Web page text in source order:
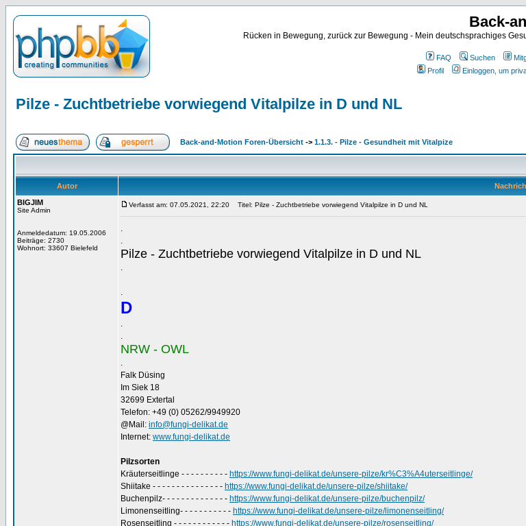
Back-
Rücken in Bewegung, zurück zur Bewegung - Mein deutschsprachiges
FAQ Suchen
Profil
Einloggen, um
Pilze - Zuchtbetriebe vorwiegend Vitalpilze in D und NL
Back-and-Motion Foren-Übersicht -> 1.1.3. - Pilze - Gesundheit mit Vitalpize
Autor
BIGJIM
Site Admin
Anmeldedatum: 19.05.2006
Beiträge: 2730
Wohnort: 33607 Bielefeld
Verfasst am: 07.05.2021, 22:20 Titel: Pilze - Zuchtbetriebe vorwiegend Vitalpilze in D und NL
.
.
Pilze - Zuchtbetriebe vorwiegend Vitalpilze in D und NL
.
.
D
.
.
NRW - OWL
.
Falk Düsing
Im Siek 18
32699 Extertal
Telefon: +49 (0) 05262/9949920
@Mail: info@fungi-delikat.de
Internet: www.fungi-delikat.de
Pilzsorten
Kräuterseitlinge - - - - - - - - - - https://www.fungi-delikat.de/unsere-pilze/kr%C3%A4uterseitlinge/
Shiitake - - - - - - - - - - - - - - - https://www.fungi-delikat.de/unsere-pilze/shiitake/
Buchenpilz- - - - - - - - - - - - - - https://www.fungi-delikat.de/unsere-pilze/buchenpilz/
Limonenseitling- - - - - - - - - - - https://www.fungi-delikat.de/unsere-pilze/limonenseitling/
Rosenseitling - - - - - - - - - - - - https://www.fungi-delikat.de/unsere-pilze/rosenseitling/